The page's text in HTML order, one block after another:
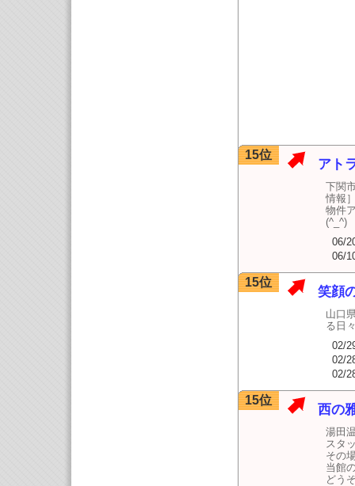
15位
アト
下関
情報
物件
06/
06/
15位
笑顔
山口
る日
02/
02/
02/
15位
西の
湯田
スタ
その
当館
どう